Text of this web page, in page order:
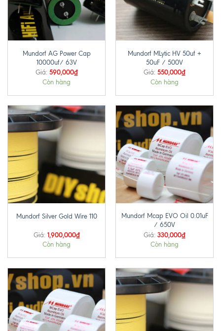
Mundorf AG Power Cap
10000uf/ 63V
Giá: 590,000₫
Còn hàng
Mundorf MLytic HV 50uf +
50uF / 500V
Giá: 550,000₫
Còn hàng
Mundorf Silver Gold Wire 110
Giá: 1,900,000₫
Còn hàng
Mundorf Mcap EVO Oil 0.01uF
/ 650V
Giá: 330,000₫
Còn hàng